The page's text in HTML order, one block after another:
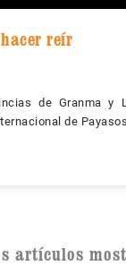
reír
de Granma y
de
artículos